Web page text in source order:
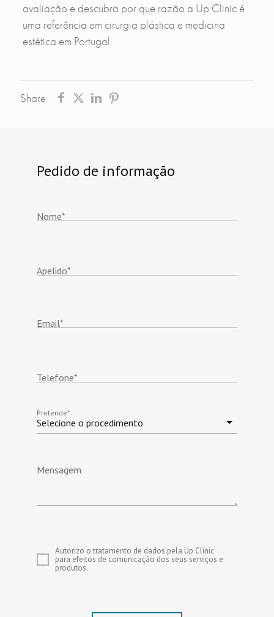
avaliação e descubra por que razão a Up Clinic é
uma referência em cirurgia plástica e medicina
estética em Portugal.
Share
Pedido de informação
Nome*
Apelido*
Email*
Telefone*
Selecione o procedimento
Pretende*
Mensagem
Autorizo o tratamento de dados pela Up Clinic
para efeitos de comunicação dos seus serviços e
produtos.